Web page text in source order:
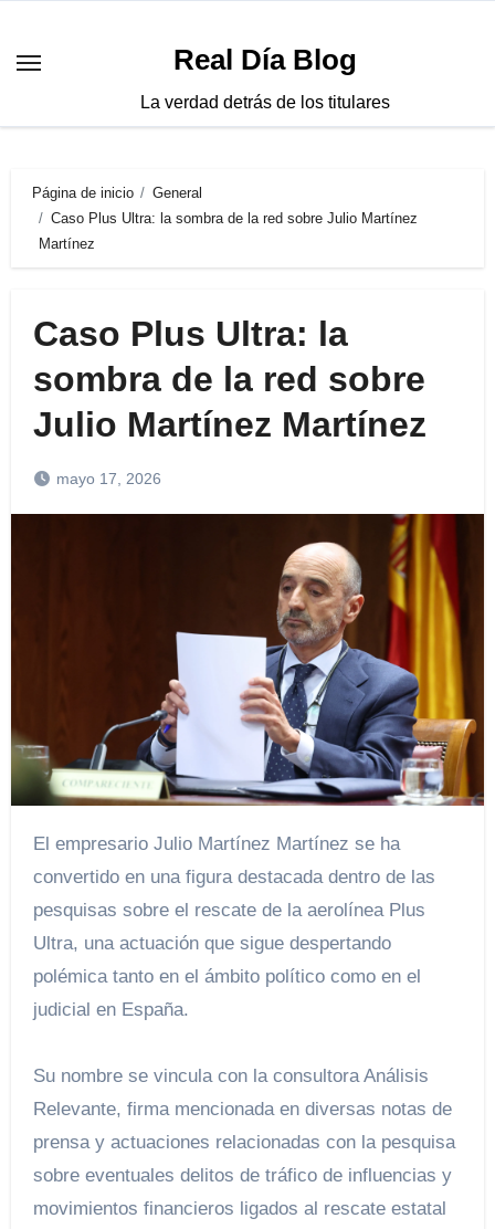
contenido
Real Día Blog
La verdad detrás de los titulares
Página de inicio
General
Caso Plus Ultra: la sombra de la red sobre Julio Martínez
Martínez
Caso Plus Ultra: la
sombra de la red sobre
Julio Martínez Martínez
mayo 17, 2026
El empresario Julio Martínez Martínez se ha
convertido en una figura destacada dentro de las
pesquisas sobre el rescate de la aerolínea Plus
Ultra, una actuación que sigue despertando
polémica tanto en el ámbito político como en el
judicial en España.
Su nombre se vincula con la consultora Análisis
Relevante, firma mencionada en diversas notas de
prensa y actuaciones relacionadas con la pesquisa
sobre eventuales delitos de tráfico de influencias y
movimientos financieros ligados al rescate estatal